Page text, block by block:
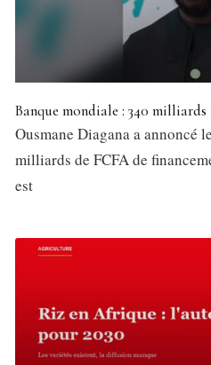
Banque mondiale : 340 milliards
Ousmane Diagana a annoncé
milliards de FCFA de
est